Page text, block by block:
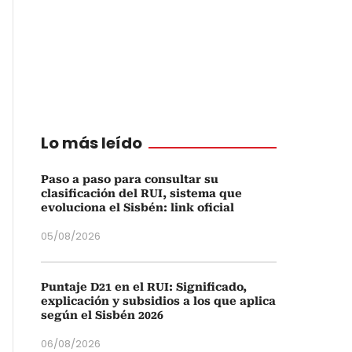
Lo más leído
Paso a paso para consultar su
clasificación del RUI, sistema que
evoluciona el Sisbén: link oficial
05/08/2026
Puntaje D21 en el RUI: Significado,
explicación y subsidios a los que aplica
según el Sisbén 2026
06/08/2026